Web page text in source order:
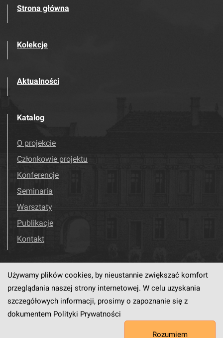
Strona główna
Kolekcje
Aktualności
Katalog
O projekcie
Członkowie projektu
Konferencje
Seminaria
Warsztaty
Publikacje
Kontakt
Odwiedź nas! Facebook
Używamy plików cookies, by nieustannie zwiększać komfort
przeglądania naszej strony internetowej. W celu uzyskania
szczegółowych informacji, prosimy o zapoznanie się z
dokumentem Polityki Prywatności
Rozumiem